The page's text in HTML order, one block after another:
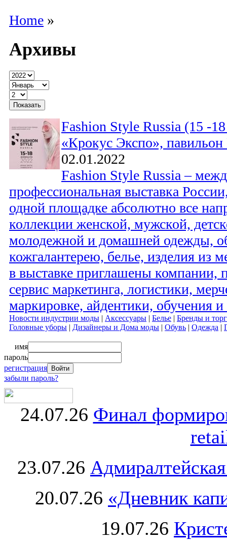
Home »
Архивы
Fashion Style Russia (15 -
«Крокус Экспо»,
02.01.2022
Fashion Style Russia –
профессиональная выставка
одной площадке абсолютно все
коллекции женской, мужской,
молодежной и домашней одежды,
кожгалантерею, белье, изделия из
в выставке приглашены компании,
сервис маркетинга, логистики,
маркировке, айдентики, обучения
Новости индустрии моды | Аксессуары | Белье | Бренды и
Головные уборы | Дизайнеры и Дома моды | Обувь | Одежда |
имя
пароль
регистрация
забыли пароль?
24.07.26 Финал
23.07.26
20.07.26 «Дневник
19.07.26